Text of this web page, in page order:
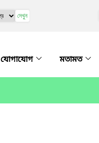
দেখুন
যোগাযোগ মতামত